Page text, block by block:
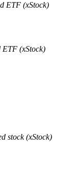
dochód
ETF (xStock)
ETF (xStock)
stock (xStock)